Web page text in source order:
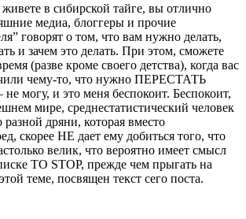
в сибирской тайге, вы отлично
медиа, блоггеры и прочие
говорят о том, что вам нужно делать,
и зачем это делать. При этом, сможете
(разве кроме своего детства), когда вас
чему-то, что нужно ПЕРЕСТАТЬ
могу, и это меня беспокоит. Беспокоит,
мире, среднестатистический человек
разной дряни, которая вместо
скорее НЕ дает ему добиться того, что
велик, что вероятно имеет смысл
TO STOP, прежде чем прыгать на
теме, посвящен текст сего поста.